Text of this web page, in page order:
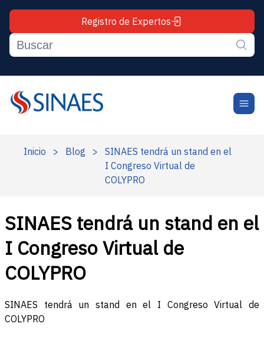
Registro de Expertos
Inicio > Blog >
SINAES tendrá un stand en el
I Congreso Virtual de
COLYPRO
SINAES tendrá un stand en el
I Congreso Virtual de
COLYPRO
SINAES tendrá un stand en el I Congreso Virtual de
COLYPRO